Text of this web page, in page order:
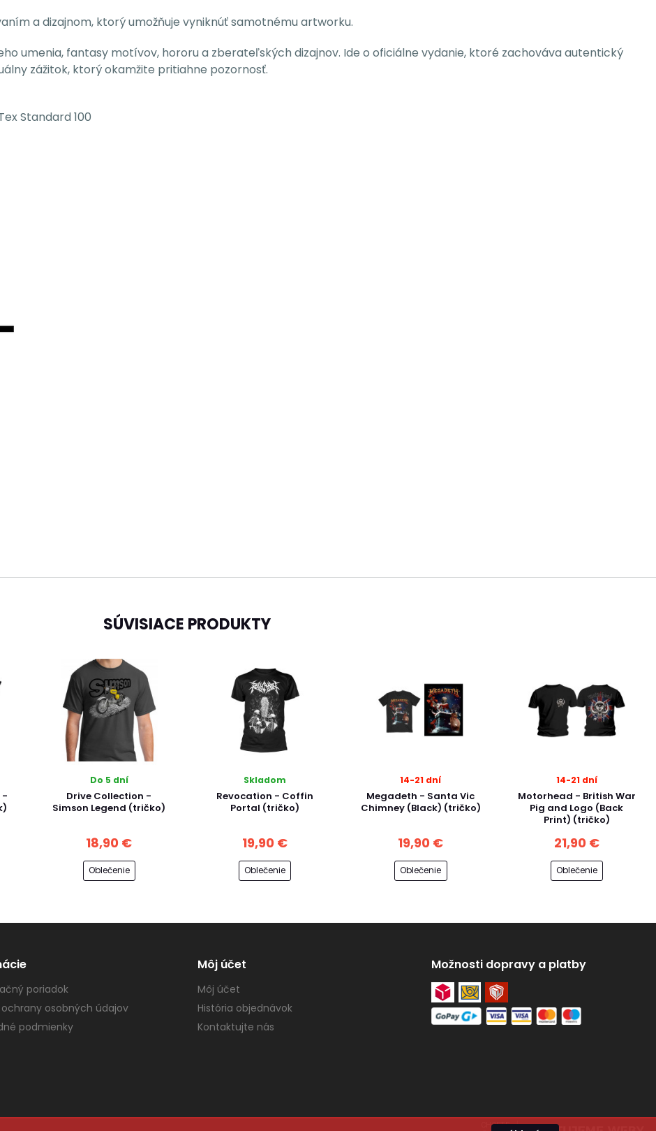
a dizajnom, ktorý umožňuje vyniknúť samotnému artworku.
umenia, fantasy motívov, hororu a zberateľských dizajnov. Ide o oficiálne vydanie, ktoré zachováva autentický
zážitok, ktorý okamžite pritiahne pozornosť.
Standard 100
SÚVISIACE PRODUKTY
-
Do 5 dní
Drive Collection -
Simson Legend (tričko)
18,90 €
Oblečenie
Skladom
Revocation - Coffin
Portal (tričko)
19,90 €
Oblečenie
14-21 dní
Megadeth - Santa Vic
Chimney (Black) (tričko)
19,90 €
Oblečenie
14-21 dní
Motorhead - British War
Pig and Logo (Back
Print) (tričko)
21,90 €
Oblečenie
poriadok
ochrany osobných údajov
podmienky
Môj účet
Môj účet
História objednávok
Kontaktujte nás
Možnosti dopravy a platby
CHCETE